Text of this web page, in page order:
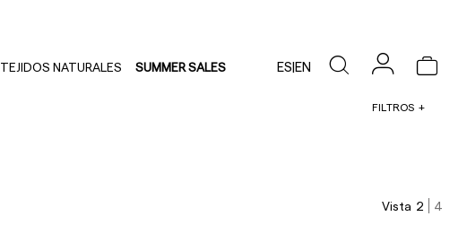
TEJIDOS NATURALES SUMMER SALES ES|EN
FILTROS
Vista 2 4